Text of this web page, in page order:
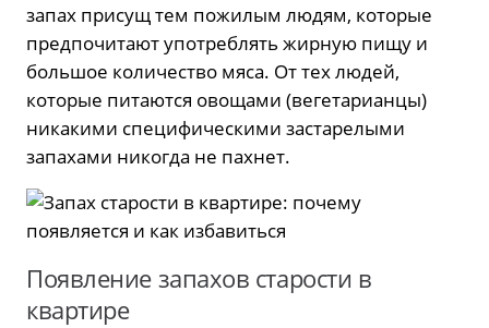
запах присущ тем пожилым людям, которые
предпочитают употреблять жирную пищу и
большое количество мяса. От тех людей,
которые питаются овощами (вегетарианцы)
никакими специфическими застарелыми
запахами никогда не пахнет.
Появление запахов старости в
квартире